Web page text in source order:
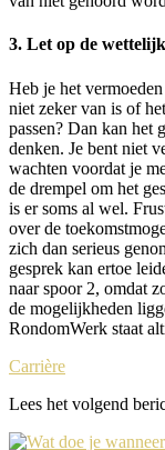
3. Let op de
Heb je het
niet zeker van is of
passen? Dan kan het
denken. Je bent niet
wachten voordat je
de drempel om het
is er soms al wel.
over de
zich dan serieus
gesprek kan ertoe
naar spoor 2, omdat
de mogelijkheden
RondomWerk staat
Carrière
Lees het volgend